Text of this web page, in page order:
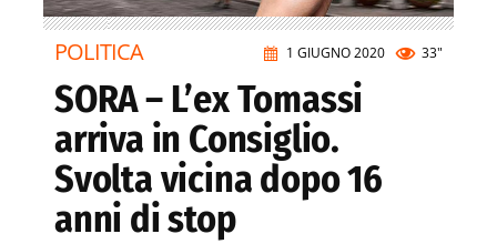
1 GIUGNO 2020 33"
POLITICA
SORA – L’ex Tomassi
arriva in Consiglio.
Svolta vicina dopo 16
anni di stop